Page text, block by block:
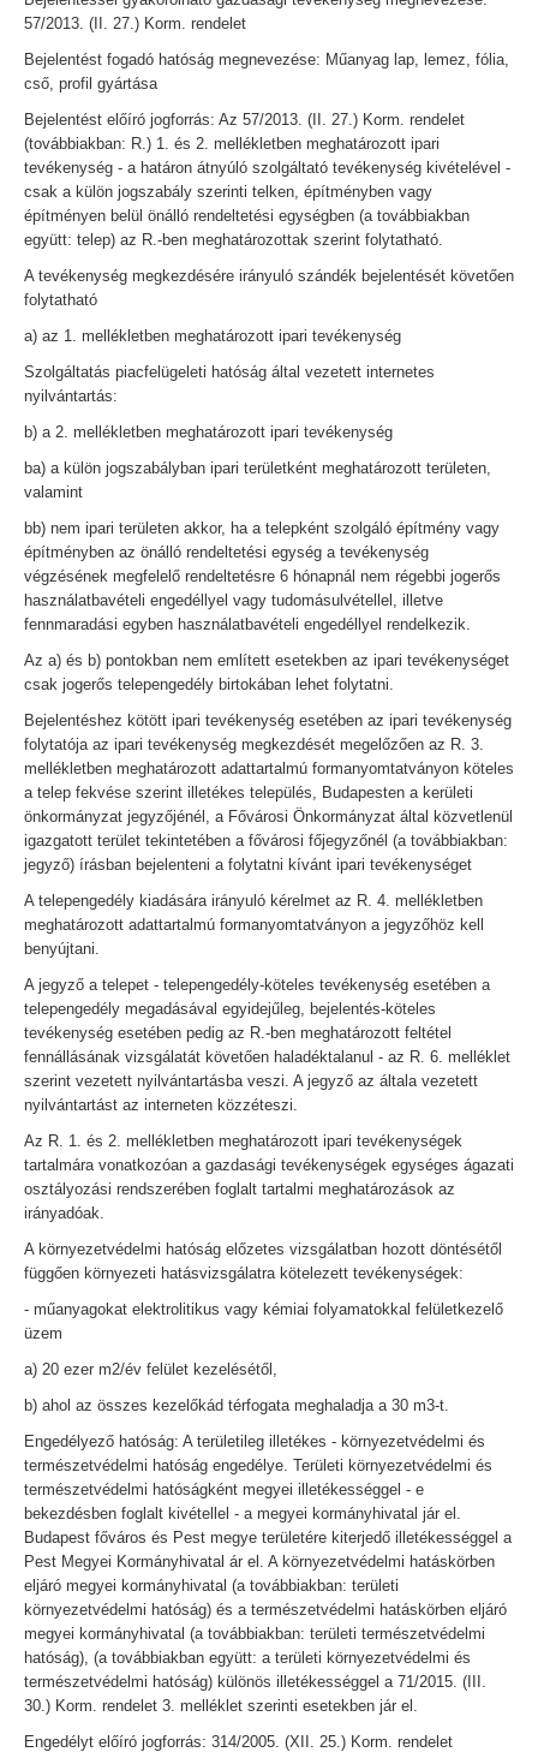
57/2013. (II. 27.) Korm. rendelet
Bejelentést fogadó hatóság megnevezése: Műanyag lap, lemez, fólia,
cső, profil gyártása
Bejelentést előíró jogforrás: Az 57/2013. (II. 27.) Korm. rendelet
(továbbiakban: R.) 1. és 2. mellékletben meghatározott ipari
tevékenység - a határon átnyúló szolgáltató tevékenység kivételével -
csak a külön jogszabály szerinti telken, építményben vagy
építményen belül önálló rendeltetési egységben (a továbbiakban
együtt: telep) az R.-ben meghatározottak szerint folytatható.
A tevékenység megkezdésére irányuló szándék bejelentését követően
folytatható
a) az 1. mellékletben meghatározott ipari tevékenység
Szolgáltatás piacfelügeleti hatóság által vezetett internetes
nyilvántartás:
b) a 2. mellékletben meghatározott ipari tevékenység
ba) a külön jogszabályban ipari területként meghatározott területen,
valamint
bb) nem ipari területen akkor, ha a telepként szolgáló építmény vagy
építményben az önálló rendeltetési egység a tevékenység
végzésének megfelelő rendeltetésre 6 hónapnál nem régebbi jogerős
használatbavételi engedéllyel vagy tudomásulvétellel, illetve
fennmaradási egyben használatbavételi engedéllyel rendelkezik.
Az a) és b) pontokban nem említett esetekben az ipari tevékenységet
csak jogerős telepengedély birtokában lehet folytatni.
Bejelentéshez kötött ipari tevékenység esetében az ipari tevékenység
folytatója az ipari tevékenység megkezdését megelőzően az R. 3.
mellékletben meghatározott adattartalmú formanyomtatványon köteles
a telep fekvése szerint illetékes település, Budapesten a kerületi
önkormányzat jegyzőjénél, a Fővárosi Önkormányzat által közvetlenül
igazgatott terület tekintetében a fővárosi főjegyzőnél (a továbbiakban:
jegyző) írásban bejelenteni a folytatni kívánt ipari tevékenységet
A telepengedély kiadására irányuló kérelmet az R. 4. mellékletben
meghatározott adattartalmú formanyomtatványon a jegyzőhöz kell
benyújtani.
A jegyző a telepet - telepengedély-köteles tevékenység esetében a
telepengedély megadásával egyidejűleg, bejelentés-köteles
tevékenység esetében pedig az R.-ben meghatározott feltétel
fennállásának vizsgálatát követően haladéktalanul - az R. 6. melléklet
szerint vezetett nyilvántartásba veszi. A jegyző az általa vezetett
nyilvántartást az interneten közzéteszi.
Az R. 1. és 2. mellékletben meghatározott ipari tevékenységek
tartalmára vonatkozóan a gazdasági tevékenységek egységes ágazati
osztályozási rendszerében foglalt tartalmi meghatározások az
irányadóak.
A környezetvédelmi hatóság előzetes vizsgálatban hozott döntésétől
függően környezeti hatásvizsgálatra kötelezett tevékenységek:
- műanyagokat elektrolitikus vagy kémiai folyamatokkal felületkezelő
üzem
a) 20 ezer m2/év felület kezelésétől,
b) ahol az összes kezelőkád térfogata meghaladja a 30 m3-t.
Engedélyező hatóság: A területileg illetékes - környezetvédelmi és
természetvédelmi hatóság engedélye. Területi környezetvédelmi és
természetvédelmi hatóságként megyei illetékességgel - e
bekezdésben foglalt kivétellel - a megyei kormányhivatal jár el.
Budapest főváros és Pest megye területére kiterjedő illetékességgel a
Pest Megyei Kormányhivatal ár el. A környezetvédelmi hatáskörben
eljáró megyei kormányhivatal (a továbbiakban: területi
környezetvédelmi hatóság) és a természetvédelmi hatáskörben eljáró
megyei kormányhivatal (a továbbiakban: területi természetvédelmi
hatóság), (a továbbiakban együtt: a területi környezetvédelmi és
természetvédelmi hatóság) különös illetékességgel a 71/2015. (III.
30.) Korm. rendelet 3. melléklet szerinti esetekben jár el.
Engedélyt előíró jogforrás: 314/2005. (XII. 25.) Korm. rendelet